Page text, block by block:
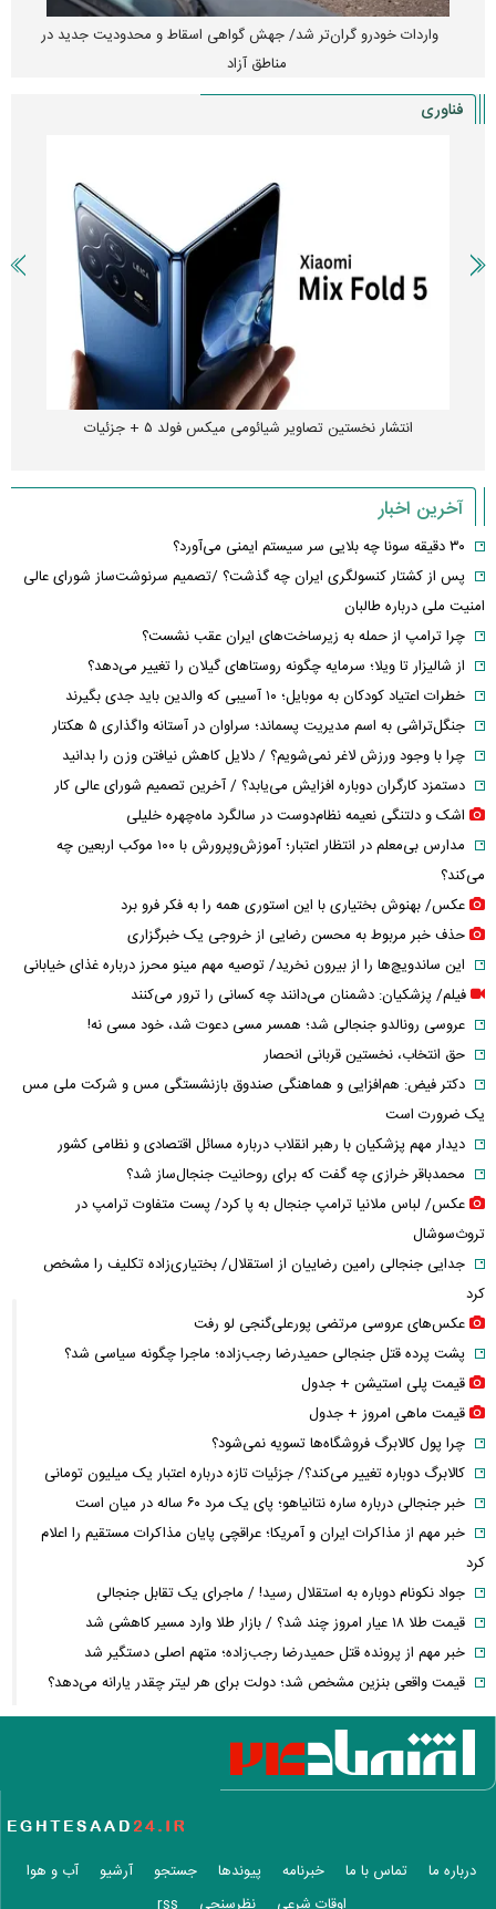
واردات خودرو گران‌تر شد/ جهش گواهی اسقاط و محدودیت جدید در
مناطق آزاد
فناوری
انتشار نخستین تصاویر شیائومی میکس فولد ۵ + جزئیات
آخرین اخبار
۳۰ دقیقه سونا چه بلایی سر سیستم ایمنی می‌آورد؟
پس از کشتار کنسولگری ایران چه گذشت؟ /تصمیم سرنوشت‌ساز شورای عالی
امنیت ملی درباره طالبان
چرا ترامپ از حمله به زیرساخت‌های ایران عقب نشست؟
از شالیزار تا ویلا؛ سرمایه چگونه روستاهای گیلان را تغییر می‌دهد؟
خطرات اعتیاد کودکان به موبایل؛ ۱۰ آسیبی که والدین باید جدی بگیرند
جنگل‌تراشی به اسم مدیریت پسماند؛ سراوان در آستانه واگذاری ۵ هکتار
چرا با وجود ورزش لاغر نمی‌شویم؟ / دلایل کاهش نیافتن وزن را بدانید
دستمزد کارگران دوباره افزایش می‌یابد؟ / آخرین تصمیم شورای عالی کار
اشک و دلتنگی نعیمه نظام‌دوست در سالگرد ماه‌چهره خلیلی
مدارس بی‌معلم در انتظار اعتبار؛ آموزش‌وپرورش با ۱۰۰ موکب اربعین چه
می‌کند؟
عکس/ بهنوش بختیاری با این استوری همه را به فکر فرو برد
حذف خبر مربوط به محسن رضایی از خروجی یک خبرگزاری
این ساندویچ‌ها را از بیرون نخرید/ توصیه مهم مینو محرز درباره غذای خیابانی
فیلم/ پزشکیان: دشمنان می‌دانند چه کسانی را ترور می‌کنند
عروسی رونالدو جنجالی شد؛ همسر مسی دعوت شد، خود مسی نه!
حق انتخاب، نخستین قربانی انحصار
دکتر فیض: هم‌افزایی و هماهنگی صندوق بازنشستگی مس و شرکت ملی مس
یک ضرورت است
دیدار مهم پزشکیان با رهبر انقلاب درباره مسائل اقتصادی و نظامی کشور
محمدباقر خرازی چه گفت که برای روحانیت جنجال‌ساز شد؟
عکس/ لباس ملانیا ترامپ جنجال به پا کرد/ پست متفاوت ترامپ در
تروث‌سوشال
جدایی جنجالی رامین رضاییان از استقلال/ بختیاری‌زاده تکلیف را مشخص
کرد
عکس‌های عروسی مرتضی پورعلی‌گنجی لو رفت
پشت پرده قتل جنجالی حمیدرضا رجب‌زاده؛ ماجرا چگونه سیاسی شد؟
قیمت پلی استیشن + جدول
قیمت ماهی امروز + جدول
چرا پول کالابرگ فروشگاه‌ها تسویه نمی‌شود؟
کالابرگ دوباره تغییر می‌کند؟/ جزئیات تازه درباره اعتبار یک میلیون تومانی
خبر جنجالی درباره ساره نتانیاهو؛ پای یک مرد ۶۰ ساله در میان است
خبر مهم از مذاکرات ایران و آمریکا؛ عراقچی پایان مذاکرات مستقیم را اعلام
کرد
جواد نکونام دوباره به استقلال رسید! / ماجرای یک تقابل جنجالی
قیمت طلا ۱۸ عیار امروز چند شد؟ / بازار طلا وارد مسیر کاهشی شد
خبر مهم از پرونده قتل حمیدرضا رجب‌زاده؛ متهم اصلی دستگیر شد
قیمت واقعی بنزین مشخص شد؛ دولت برای هر لیتر چقدر یارانه می‌دهد؟
افزایش نرخ حواله دلار در بازار ارز؛ قیمت دلار امروز چند شد؟
سقوط تاریخی ذخایر نفت آمریکا؛ رکورد سال ۲۰۲۱ هم شکسته شد
درخواست جنجالی نقدعلی از قالیباف؛ از مسئولیت مذاکرات کناره‌گیری کنید
محموله جدید بابک زنجانی به این استان ارسال شد
زمان پرداخت معوقات بازنشستگان تأمین اجتماعی؛ معوقات فروردین و
درباره ما تماس با ما خبرنامه پیوندها جستجو آرشیو
آب و هوا